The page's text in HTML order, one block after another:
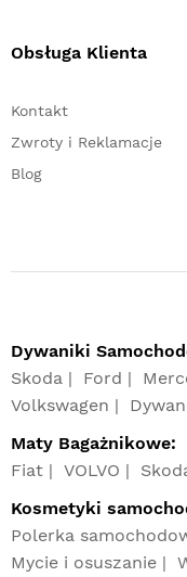
Obsługa Klienta
Kontakt
Zwroty i Reklamacje
Blog
Dywaniki
Skoda
Ford
Volkswagen
Maty Bagażnikowe:
Fiat
VOLVO
Kosmetyki
Polerka
Mycie i osuszanie